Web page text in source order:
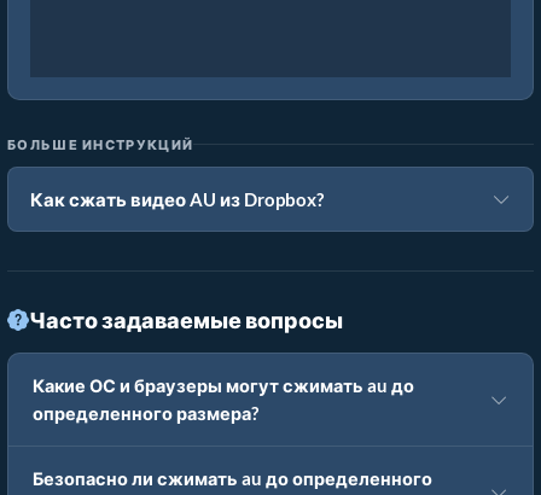
БОЛЬШЕ ИНСТРУКЦИЙ
Как сжать видео AU из Dropbox?
Часто задаваемые вопросы
Какие ОС и браузеры могут сжимать au до
определенного размера?
Безопасно ли сжимать au до определенного